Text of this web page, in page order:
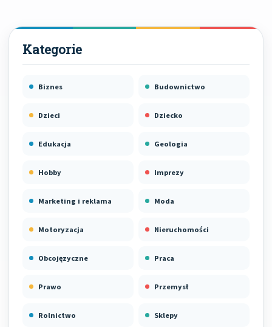
Biznes Budownictwo
Dzieci Dziecko
Edukacja Geologia
Hobby Imprezy
Marketing i reklama Moda
Motoryzacja Nieruchomości
Obcojęzyczne Praca
Prawo Przemysł
Rolnictwo Sklepy